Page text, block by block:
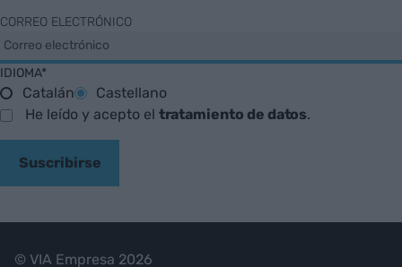
CORREO ELECTRÓNICO
IDIOMA*
Catalán
Castellano
He leído y acepto el tratamiento de datos.
Suscribirse
© VIA Empresa 2026